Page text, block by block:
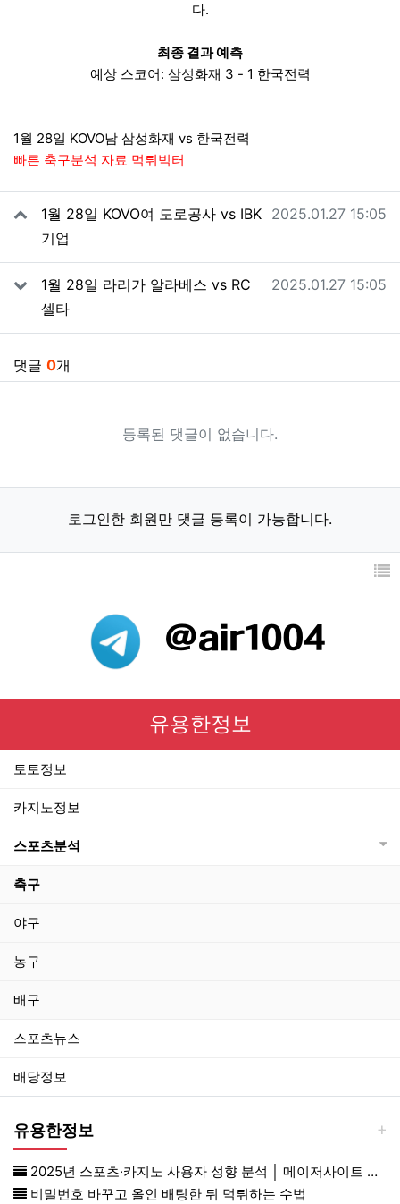
다.
최종 결과 예측
예상 스코어: 삼성화재 3 - 1 한국전력
1월 28일 KOVO남 삼성화재 vs 한국전력
빠른 축구분석 자료 먹튀빅터
관련자료
1월 28일 KOVO여 도로공사 vs IBK
기업
작성일
2025.01.27 15:05
1월 28일 라리가 알라베스 vs RC
셀타
작성일
2025.01.27 15:05
댓글 0개
등록된 댓글이 없습니다.
로그인한 회원만 댓글 등록이 가능합니다.
유용한정보
토토정보
카지노정보
스포츠분석
축구
야구
농구
배구
스포츠뉴스
배당정보
유용한정보
2025년 스포츠·카지노 사용자 성향 분석 │ 메이저사이트 선택과 먹튀검증 기준까지
비밀번호 바꾸고 올인 배팅한 뒤 먹튀하는 수법